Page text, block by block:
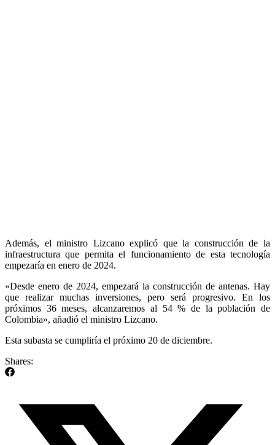
Además, el ministro Lizcano explicó que la construcción de la
infraestructura que permita el funcionamiento de esta tecnología
empezaría en enero de 2024.
«Desde enero de 2024, empezará la construcción de antenas. Hay
que realizar muchas inversiones, pero será progresivo. En los
próximos 36 meses, alcanzaremos al 54 % de la población de
Colombia», añadió el ministro Lizcano.
Esta subasta se cumpliría el próximo 20 de diciembre.
Shares: